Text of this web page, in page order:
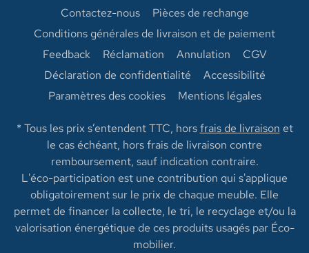
Contactez-nous
Pièces de rechange
Conditions générales de livraison et de paiement
Feedback
Réclamation Annulation
CGV
Déclaration de confidentialité
Accessibilité
Paramètres des cookies
Mentions légales
* Tous les prix s’entendent TTC, horsfrais de livraison et
le cas échéant, hors frais de livraison contre
remboursement, sauf indication contraire.
L'éco-participation est une contribution qui s'applique
obligatoirement sur le prix de chaque meuble. Elle
permet de financer la collecte, le tri, le recyclage et/ou la
valorisation énergétique de ces produits usagés par Éco-
mobilier.